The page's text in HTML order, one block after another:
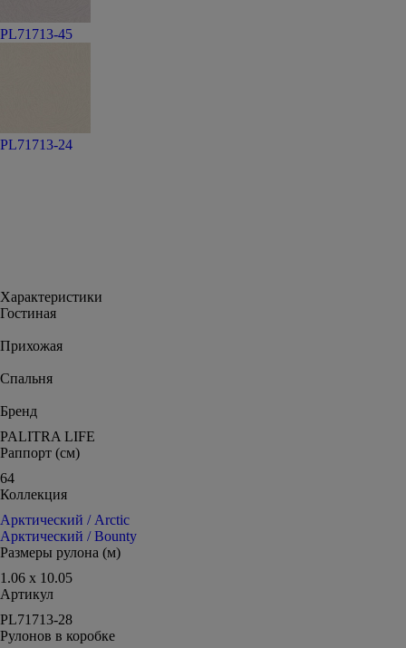
PL71713-45
PL71713-24
Характеристики
Гостиная
Прихожая
Спальня
Бренд
PALITRA LIFE
Раппорт (см)
64
Коллекция
Арктический / Arctic
Арктический / Bounty
Размеры рулона (м)
1.06 x 10.05
Артикул
PL71713-28
Рулонов в коробке